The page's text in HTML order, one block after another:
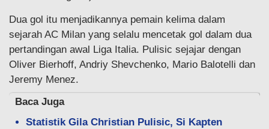
Dua gol itu menjadikannya pemain kelima dalam
sejarah AC Milan yang selalu mencetak gol dalam dua
pertandingan awal Liga Italia. Pulisic sejajar dengan
Oliver Bierhoff, Andriy Shevchenko, Mario Balotelli dan
Jeremy Menez.
Baca Juga
Statistik Gila Christian Pulisic, Si Kapten